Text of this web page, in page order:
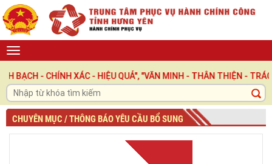
XÁC - HIỆU QUẢ", "VĂN MINH - THÂN THIỆN - TRÁCH
CHUYÊN MỤC / THÔNG BÁO YÊU CẦU BỔ SUNG